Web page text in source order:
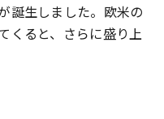
誕生しました。欧米の
くると、さらに盛り上